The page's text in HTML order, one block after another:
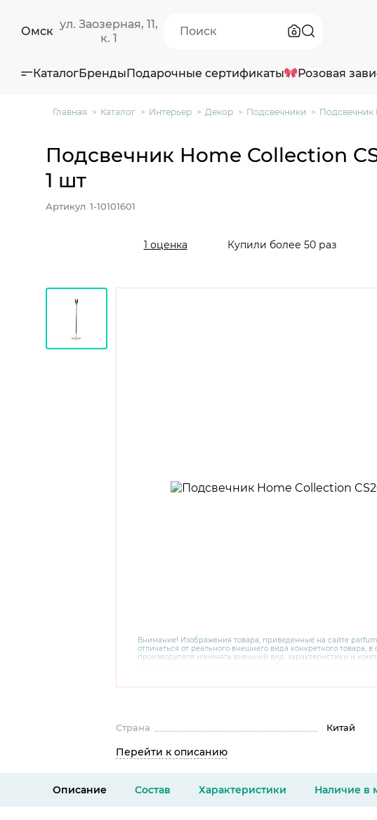
Омск
ул. Заозерная, 11,
к. 1
КаталогБрендыПодарочные сертификаты Розовая
Главная Каталог Интерьер Декор Подсвечники Подсвечник
Внимание! Изображения товара, приведенные на сайте
отличаться от реального внешнего вида конкретного товара, в
производителя изменять внешний вид, характеристики и
консультантов по номеру 8 800 200 78 80.
Подсвечник Home Collection
1 шт
Артикул 1-10101601
1 оценка Купили более 50 раз
Страна Китай
Перейти к описанию
Описание Состав Характеристики Наличие в